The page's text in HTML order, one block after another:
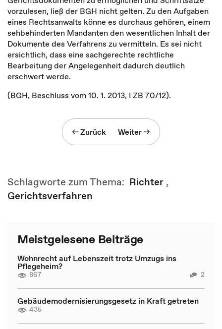
vorzulesen, ließ der BGH nicht gelten. Zu den Aufgaben
eines Rechtsanwalts könne es durchaus gehören, einem
sehbehinderten Mandanten den wesentlichen Inhalt der
Dokumente des Verfahrens zu vermitteln. Es sei nicht
ersichtlich, dass eine sachgerechte rechtliche
Bearbeitung der Angelegenheit dadurch deutlich
erschwert werde.
(BGH, Beschluss vom 10. 1. 2013, I ZB 70/12).
Zurück Weiter
Schlagworte zum Thema: Richter ,
Gerichtsverfahren
Meistgelesene Beiträge
Wohnrecht auf Lebenszeit trotz Umzugs ins
Pflegeheim?
867 2
Gebäudemodernisierungsgesetz in Kraft getreten
435